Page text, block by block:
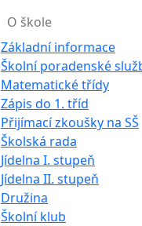
O škole
Základní informace
Školní poradenské
Matematické třídy
Zápis do 1. tříd
Přijímací zkoušky na SŠ
Školská rada
Jídelna I. stupeň
Jídelna II. stupeň
Družina
Školní klub